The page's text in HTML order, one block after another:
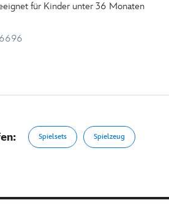
für Kinder unter 36 Monaten
Spielsets Spielzeug